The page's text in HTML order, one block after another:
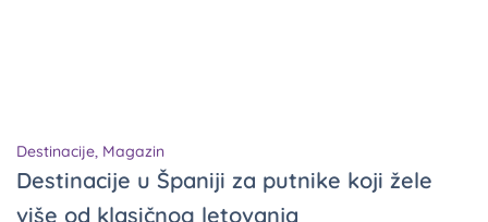
Destinacije, Magazin
Destinacije u Španiji za putnike koji žele
više od klasičnog letovanja